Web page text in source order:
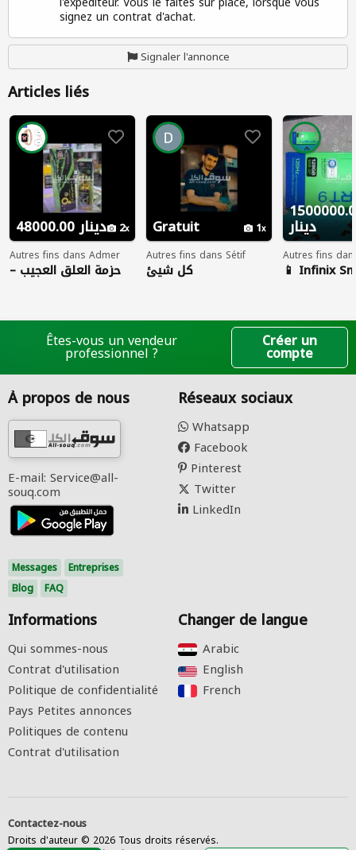
signez un contrat d'achat.
Signaler l'annonce
Articles liés
48000.00 دينار 2
Autres fins dans Admer
حزمة العلق العجيب –
زيت + كريم
Gratuit 1
Autres fins dans Sétif
كل شيئ
دينار
Autres fins
📱 Infinix
Êtes-vous un vendeur
professionnel ?
Créer un
compte
À propos de nous
E-mail: Service@all-
souq.com
Messages
Entreprises
Blog
FAQ
Réseaux sociaux
Whatsapp
Facebook
Pinterest
Twitter
LinkedIn
Informations
Qui sommes-nous
Contrat d'utilisation
Politique de confidentialité
Pays Petites annonces
Politiques de contenu
Contrat d'utilisation
Changer de langue
Arabic‎
English‎
French‎
Contactez-nous
Droits d'auteur © 2026 Tous droits réservés.